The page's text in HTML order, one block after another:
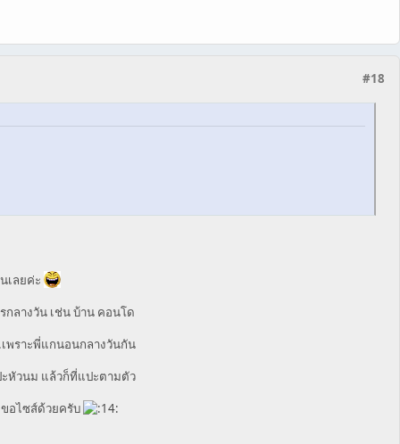
#18
เลยค่ะ
กลางวัน เช่น บ้าน คอนโด
พราะพี่แกนอนกลางวันกัน
หัวนม แล้วก็ที่แปะตามตัว
อไซส์ด้วยครับ